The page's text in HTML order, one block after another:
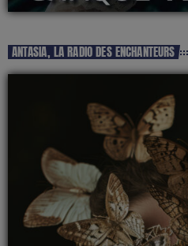
ANTASIA, LA RADIO DES ENCHANTEURS